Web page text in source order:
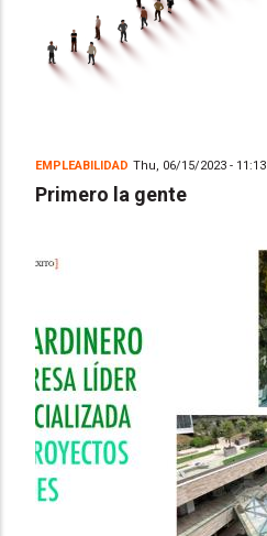
EMPLEABILIDAD Thu, 06/15/2023 - 11:13
Primero la gente